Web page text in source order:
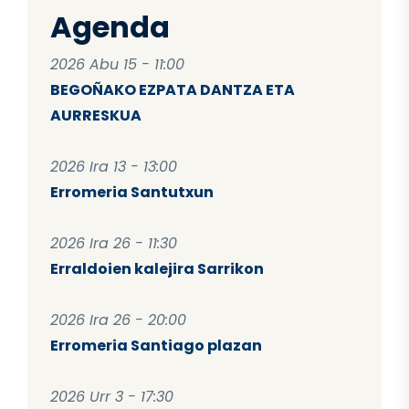
Agenda
2026 Abu 15 - 11:00
BEGOÑAKO EZPATA DANTZA ETA
AURRESKUA
2026 Ira 13 - 13:00
Erromeria Santutxun
2026 Ira 26 - 11:30
Erraldoien kalejira Sarrikon
2026 Ira 26 - 20:00
Erromeria Santiago plazan
2026 Urr 3 - 17:30